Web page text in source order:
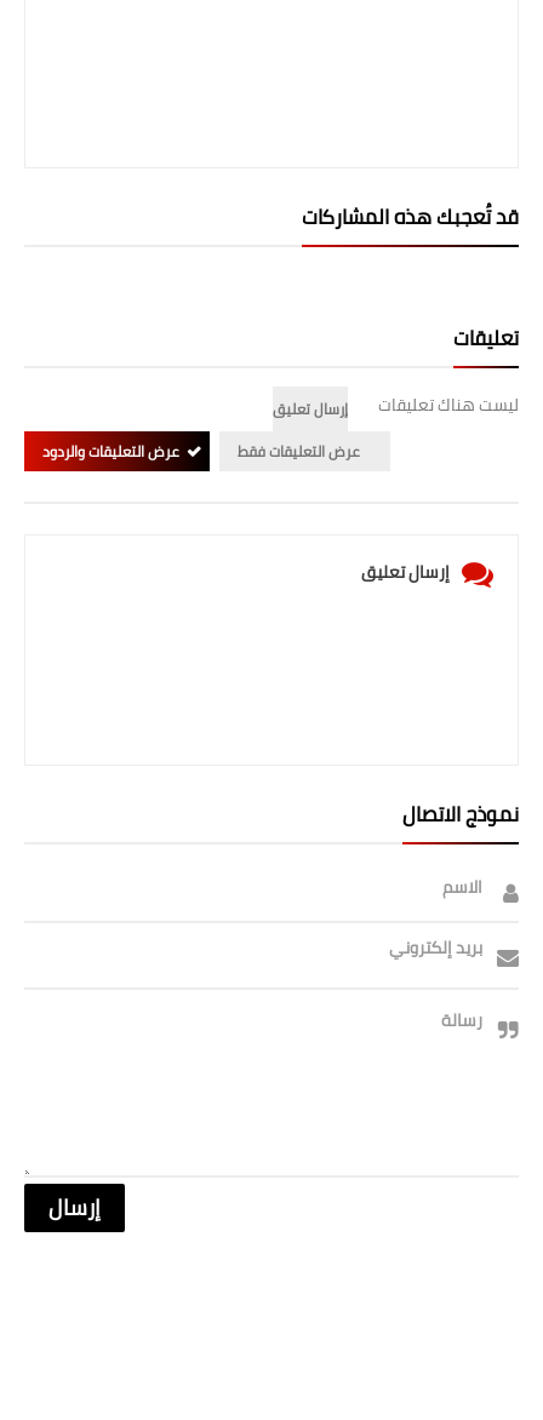
قد تُعجبك هذه المشاركات
تعليقات
ليست هناك تعليقات
إرسال تعليق
عرض التعليقات فقط
عرض التعليقات والردود
إرسال تعليق
نموذج الاتصال
الاسم
بريد إلكتروني
رسالة